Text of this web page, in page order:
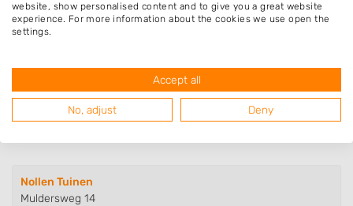
Op 7,01 km afstand
Haaksbergerstraat 124
7554PB Hengelo
Op 7,77 km afstand
Nollen Tuinen
Muldersweg 14
website, show personalised content and to give you a great website
experience. For more information about the cookies we use open the
settings.
Accept all
No, adjust Deny